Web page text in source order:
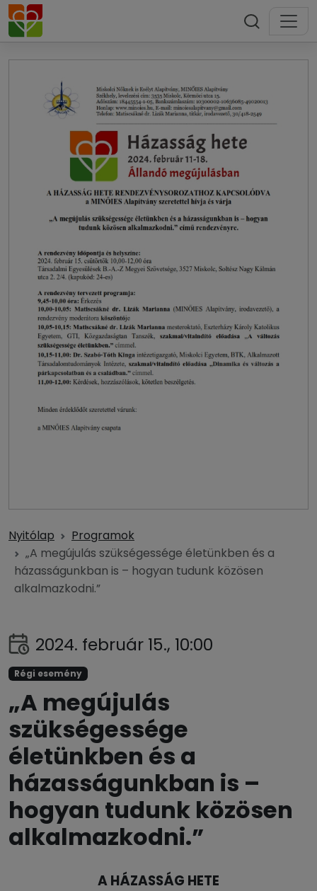
Nyitólap
Programok
„A megújulás szükségessége életünkben és a
házasságunkban is – hogyan tudunk közösen
alkalmazkodni.”
2024. február 15., 10:00
Régi esemény
„A megújulás
szükségessége
életünkben és a
házasságunkban is –
hogyan tudunk közösen
alkalmazkodni.”
A HÁZASSÁG HETE